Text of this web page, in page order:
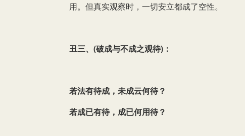
用。但真实观察时，一切安立都成了空性。
丑三、(破成与不成之观待)：
若法有待成，未成云何待？
若成已有待，成已何用待？